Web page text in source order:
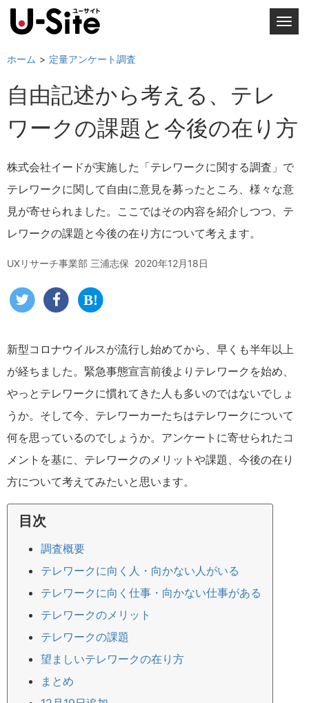
T
n
a
g
a
ホーム 定量アンケート調査
自由記述から考える、テレ
ワークの課題と今後の在り方
株式会社イードが実施した「テレワークに関する調査」で
テレワークに関して自由に意見を募ったところ、様々な意
見が寄せられました。ここではその内容を紹介しつつ、テ
レワークの課題と今後の在り方について考えます。
UXリサーチ事業部 三浦志保 2020年12月18日
新型コロナウイルスが流行し始めてから、早くも半年以上
が経ちました。緊急事態宣言前後よりテレワークを始め、
やっとテレワークに慣れてきた人も多いのではないでしょ
うか。そして今、テレワーカーたちはテレワークについて
何を思っているのでしょうか。アンケートに寄せられたコ
メントを基に、テレワークのメリットや課題、今後の在り
方について考えてみたいと思います。
目次
調査概要
テレワークに向く人・向かない人がいる
テレワークに向く仕事・向かない仕事がある
テレワークのメリット
テレワークの課題
望ましいテレワークの在り方
まとめ